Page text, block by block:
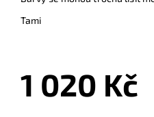
Tami
1 020 Kč